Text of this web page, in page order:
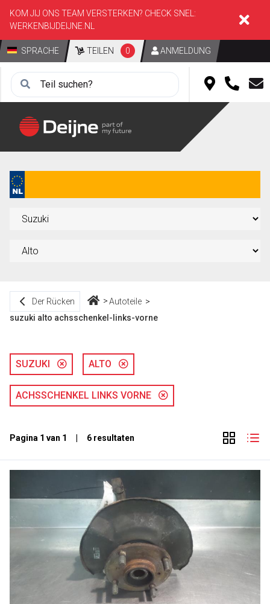
KOM JIJ ONS TEAM VERSTERKEN? CHECK SNEL:
WERKENBIJDEIJNE.NL
SPRACHE TEILEN 0 ANMELDUNG
Der Rücken
Autoteile
suzuki alto achsschenkel-links-vorne
SUZUKI ALTO
ACHSSCHENKEL LINKS VORNE
Pagina 1 van 1 | 6 resultaten